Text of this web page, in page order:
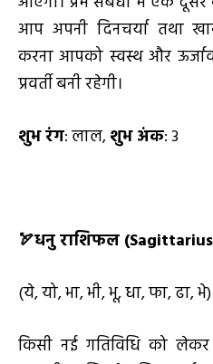
आप अपनी दिनचर्या तथा
करना आपको स्वस्थ और
प्रवर्ती बनी रहेगी।
शुभ रंग: लाल,शुभ अंक: 3
🏹धनु राशिफल (
(ये, यो, भा, भी, भू, धा, फा, ढा, भे)
किसी नई गतिविधि को